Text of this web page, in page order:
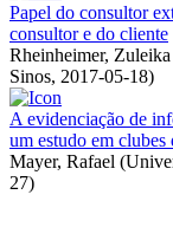
Papel do consultor
consultor e do cliente
Rheinheimer, Zuleika
Sinos, 2017-05-18)
A evidenciação de
um estudo em
Mayer, Rafael (
27)